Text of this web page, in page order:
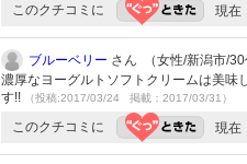
このクチコミに 現在
ブルーベリー さん （女性/新潟市/30
濃厚なヨーグルトソフトクリームは美味
す!!
（投稿:2017/03/24 掲載：2017/03/31）
このクチコミに 現在